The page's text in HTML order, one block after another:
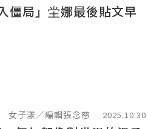
僵局」坣娜最後貼文早
女子漾／編輯張念慈 2025.10.30